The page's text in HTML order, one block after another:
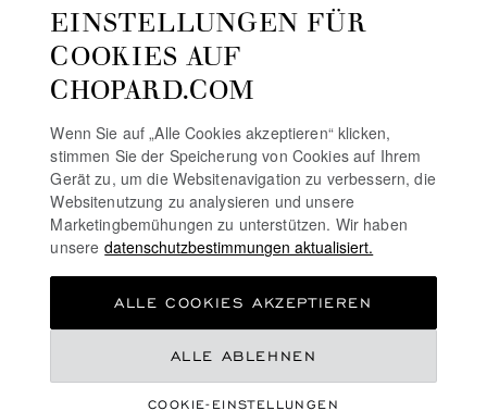
AUF DEM LAUFENDEN BLEIBEN
NEWSLETTER ABONNIEREN
COOKIE-RICHTLINIE
EINSTELLUNGEN FÜR
COOKIES AUF
CHOPARD.COM
Wenn Sie auf „Alle Cookies akzeptieren“ klicken,
stimmen Sie der Speicherung von Cookies auf Ihrem
Gerät zu, um die Websitenavigation zu verbessern, die
Websitenutzung zu analysieren und unsere
Marketingbemühungen zu unterstützen. Wir haben
unsere datenschutzbestimmungen aktualisiert.
COOKIE-EINSTELLUNGEN
ALLE ABLEHNEN
ALLE COOKIES AKZEPTIEREN